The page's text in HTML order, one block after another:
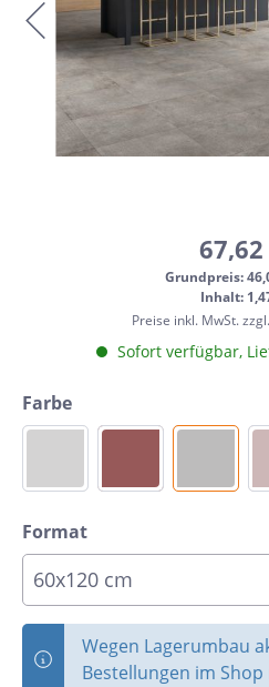
Grundpreis:
Inhalt:
Preise inkl. MwSt.
Sofort verfügbar,
Farbe
Format
Wegen Lagerumbau
Bestellungen im